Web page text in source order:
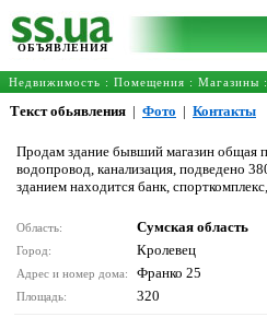
ОБЪЯВЛЕНИЯ
Недвижимость : Помещения : Магазины :
Текст обьявления | Фото | Контакты
Продам здание бывший магазин общая
водопровод, канализация, подведено
зданием находится банк,
Область: Сумская область
Город: Кролевец
Адрес и номер дома: Франко 25
Площадь: 320